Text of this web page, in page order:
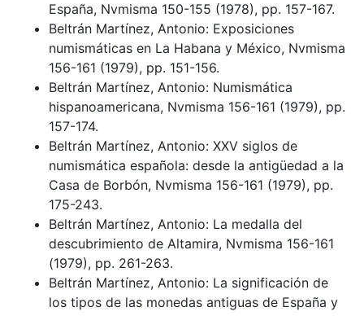
España, Nvmisma 150-155 (1978), pp. 157-167.
Beltrán Martínez, Antonio: Exposiciones
numismáticas en La Habana y México, Nvmisma
156-161 (1979), pp. 151-156.
Beltrán Martínez, Antonio: Numismática
hispanoamericana, Nvmisma 156-161 (1979), pp.
157-174.
Beltrán Martínez, Antonio: XXV siglos de
numismática española: desde la antigüedad a la
Casa de Borbón, Nvmisma 156-161 (1979), pp.
175-243.
Beltrán Martínez, Antonio: La medalla del
descubrimiento de Altamira, Nvmisma 156-161
(1979), pp. 261-263.
Beltrán Martínez, Antonio: La significación de
los tipos de las monedas antiguas de España y